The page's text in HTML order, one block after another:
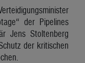
der Pipelines
Jens Stoltenberg
der kritischen